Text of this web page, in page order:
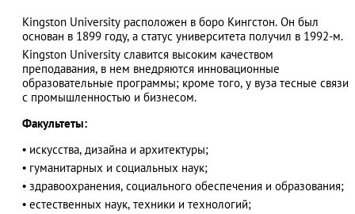
АЗАД
Kingston University расположен в боро Кингстон. Он был
основан в 1899 году, а статус университета получил в 1992-м.
Kingston University славится высоким качеством
преподавания, в нем внедряются инновационные
образовательные программы; кроме того, у вуза тесные связи
с промышленностью и бизнесом.
Факультеты:
• искусства, дизайна и архитектуры;
• гуманитарных и социальных наук;
• здравоохранения, социального обеспечения и образования;
• естественных наук, техники и технологий;